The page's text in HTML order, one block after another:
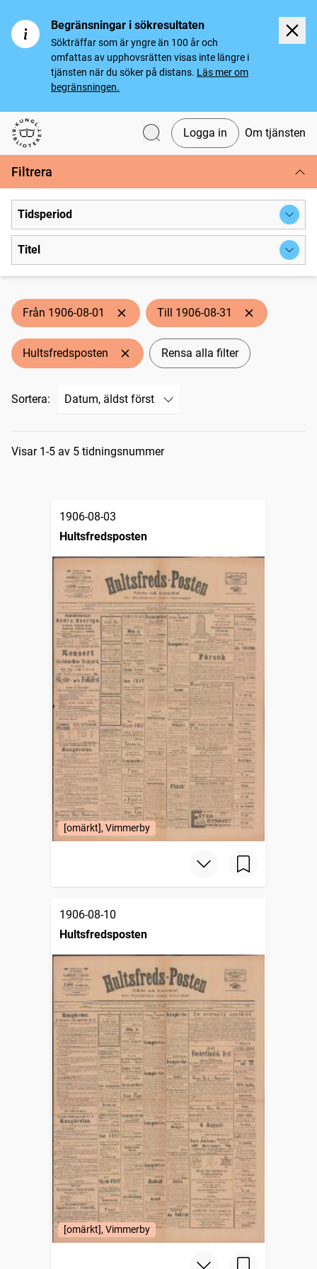
Begränsningar i sökresultaten
Sökträffar som är yngre än 100 år och
omfattas av upphovsrätten visas inte längre i
tjänsten när du söker på distans. Läs mer om
begränsningen.
Svenska tidningar
Logga in Om tjänsten
Filtrera
Tidsperiod
Titel
Från 1906-08-01 Till 1906-08-31
Hultsfredsposten Rensa alla filter
Sortera:
Sökresultat
Visar 1-5 av 5 tidningsnummer
1906-08-03
Hultsfredsposten
[omärkt], Vimmerby
1906-08-10
Hultsfredsposten
[omärkt], Vimmerby